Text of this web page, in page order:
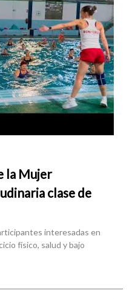
la Mujer
clase de
interesadas en
físico, salud y bajo